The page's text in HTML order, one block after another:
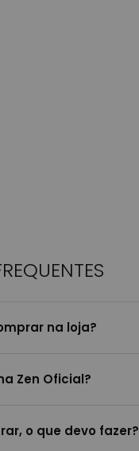
na loja?
Zen Oficial?
o que devo fazer?